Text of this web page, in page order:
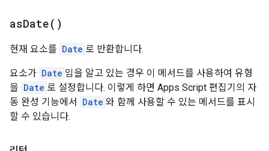
asDate( )
현재 요소를 Date 로 반환합니다.
요소가 Date 임을 알고 있는 경우 이 메서드를 사용하여 유형
을 Date 로 설정합니다. 이렇게 하면 Apps Script 편집기의 자
동 완성 기능에서
Date 와 함께 사용할 수 있는 메서드를 표시
할 수 있습니다.